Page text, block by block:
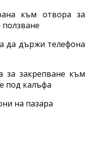
към отвора за
да държи телефона
за закрепване към
под калъфа
на пазара